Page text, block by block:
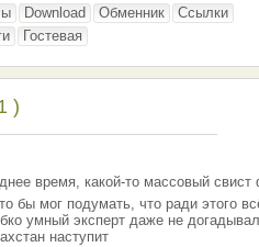
Download Обменник
Ссылки
Гостевая
)
время, какой-то массовый свист
бы мог подумать, что ради этого
умный эксперт даже не
наступит